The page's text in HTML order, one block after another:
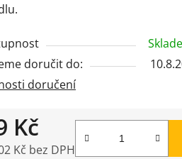
doručit do:
doručení
Kč
Kč bez DPH